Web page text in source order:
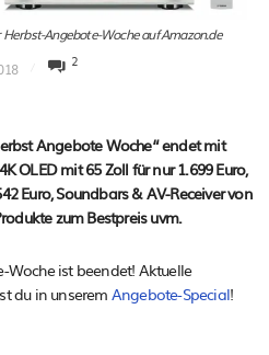
Angebote-Woche auf Amazon.de
2
Angebote Woche“ endet mit
OLED mit 65 Zoll für nur 1.699 Euro,
Euro, Soundbars & AV-Receiver von
zum Bestpreis uvm.
ist beendet! Aktuelle
du in unserem Angebote-Special!